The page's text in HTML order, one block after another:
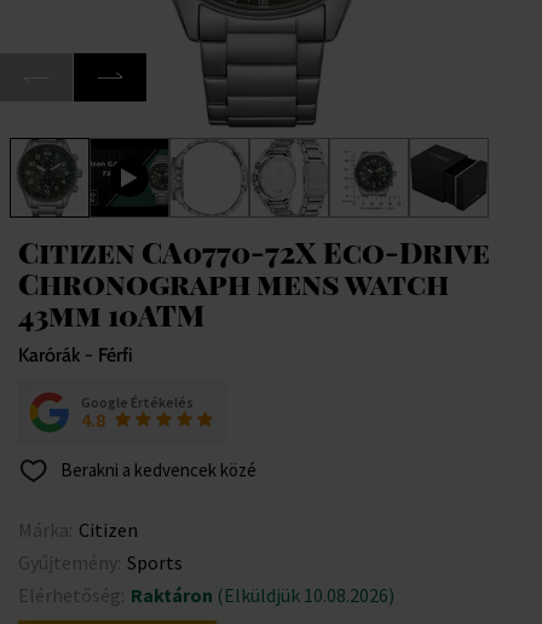
Citizen CA0770-72X Eco-Drive
Chronograph mens watch
43mm 10ATM
Karórák - Férfi
Google Értékelés
4.8
Berakni a kedvencek közé
Márka: Citizen
Gyűjtemény: Sports
Elérhetőség: Raktáron (Elküldjük 10.08.2026)